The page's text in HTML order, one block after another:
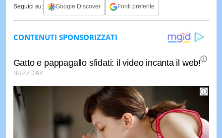
Seguici su: Google Discover Fonti preferite